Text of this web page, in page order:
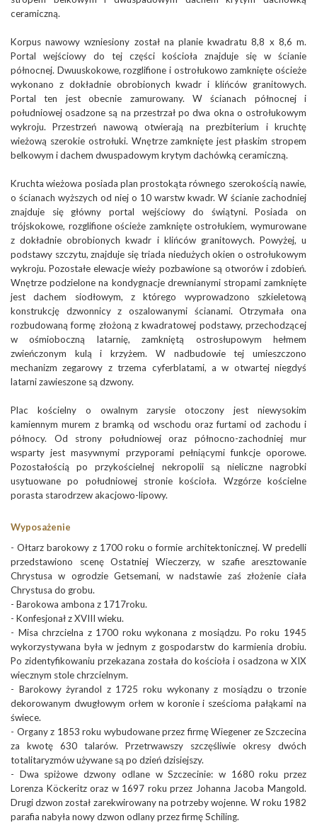
ceramiczną.
Korpus nawowy wzniesiony został na planie kwadratu 8,8 x 8,6 m.
Portal wejściowy do tej części kościoła znajduje się w ścianie
północnej. Dwuuskokowe, rozglifione i ostrołukowo zamknięte ościeże
wykonano z dokładnie obrobionych kwadr i klińców granitowych.
Portal ten jest obecnie zamurowany. W ścianach północnej i
południowej osadzone są na przestrzał po dwa okna o ostrołukowym
wykroju. Przestrzeń nawową otwierają na prezbiterium i kruchtę
wieżową szerokie ostrołuki. Wnętrze zamknięte jest płaskim stropem
belkowym i dachem dwuspadowym krytym dachówką ceramiczną.
Kruchta wieżowa posiada plan prostokąta równego szerokością nawie,
o ścianach wyższych od niej o 10 warstw kwadr. W ścianie zachodniej
znajduje się główny portal wejściowy do świątyni. Posiada on
trójskokowe, rozglifione ościeże zamknięte ostrołukiem, wymurowane
z dokładnie obrobionych kwadr i klińców granitowych. Powyżej, u
podstawy szczytu, znajduje się triada niedużych okien o ostrołukowym
wykroju. Pozostałe elewacje wieży pozbawione są otworów i zdobień.
Wnętrze podzielone na kondygnacje drewnianymi stropami zamknięte
jest dachem siodłowym, z którego wyprowadzono szkieletową
konstrukcję dzwonnicy z oszalowanymi ścianami. Otrzymała ona
rozbudowaną formę złożoną z kwadratowej podstawy, przechodzącej
w ośmioboczną latarnię, zamkniętą ostrosłupowym hełmem
zwieńczonym kulą i krzyżem. W nadbudowie tej umieszczono
mechanizm zegarowy z trzema cyferblatami, a w otwartej niegdyś
latarni zawieszone są dzwony.
Plac kościelny o owalnym zarysie otoczony jest niewysokim
kamiennym murem z bramką od wschodu oraz furtami od zachodu i
północy. Od strony południowej oraz północno-zachodniej mur
wsparty jest masywnymi przyporami pełniącymi funkcje oporowe.
Pozostałością po przykościelnej nekropolii są nieliczne nagrobki
usytuowane po południowej stronie kościoła. Wzgórze kościelne
porasta starodrzew akacjowo-lipowy.
Wyposażenie
- Ołtarz barokowy z 1700 roku o formie architektonicznej. W predelli
przedstawiono scenę Ostatniej Wieczerzy, w szafie aresztowanie
Chrystusa w ogrodzie Getsemani, w nadstawie zaś złożenie ciała
Chrystusa do grobu.
- Barokowa ambona z 1717roku.
- Konfesjonał z XVIII wieku.
- Misa chrzcielna z 1700 roku wykonana z mosiądzu. Po roku 1945
wykorzystywana była w jednym z gospodarstw do karmienia drobiu.
Po zidentyfikowaniu przekazana została do kościoła i osadzona w XIX
wiecznym stole chrzcielnym.
- Barokowy żyrandol z 1725 roku wykonany z mosiądzu o trzonie
dekorowanym dwugłowym orłem w koronie i sześcioma pałąkami na
świece.
- Organy z 1853 roku wybudowane przez firmę Wiegener ze Szczecina
za kwotę 630 talarów. Przetrwawszy szczęśliwie okresy dwóch
totalitaryzmów używane są po dzień dzisiejszy.
- Dwa spiżowe dzwony odlane w Szczecinie: w 1680 roku przez
Lorenza Köckeritz oraz w 1697 roku przez Johanna Jacoba Mangold.
Drugi dzwon został zarekwirowany na potrzeby wojenne. W roku 1982
parafia nabyła nowy dzwon odlany przez firmę Schiling.